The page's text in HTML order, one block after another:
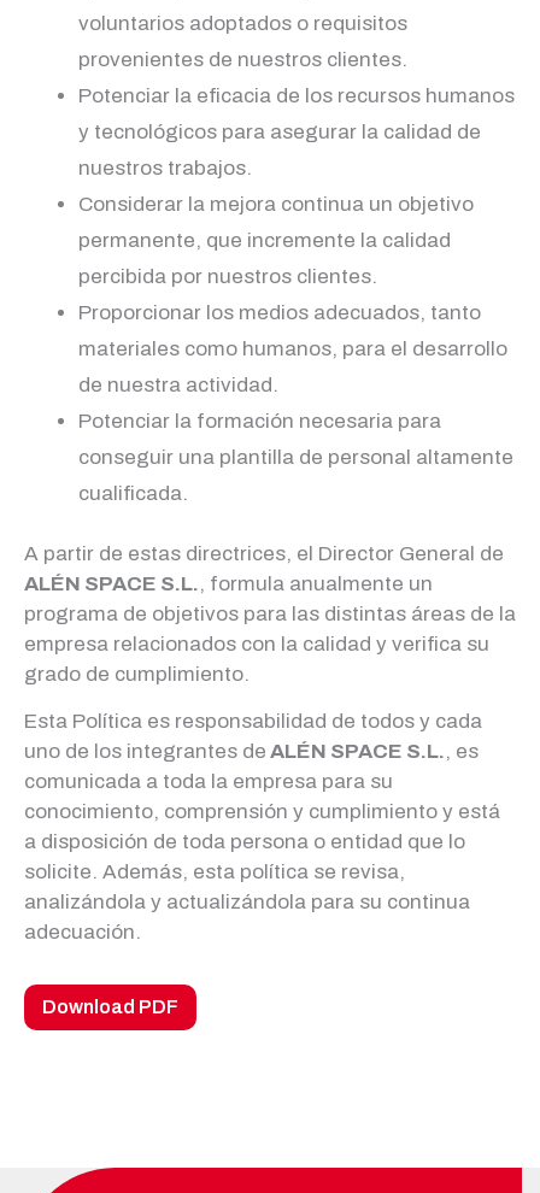
voluntarios adoptados o requisitos
provenientes de nuestros clientes.
Potenciar la eficacia de los recursos humanos
y tecnológicos para asegurar la calidad de
nuestros trabajos.
Considerar la mejora continua un objetivo
permanente, que incremente la calidad
percibida por nuestros clientes.
Proporcionar los medios adecuados, tanto
materiales como humanos, para el desarrollo
de nuestra actividad.
Potenciar la formación necesaria para
conseguir una plantilla de personal altamente
cualificada.
A partir de estas directrices, el Director General de
ALÉN SPACE S.L., formula anualmente un
programa de objetivos para las distintas áreas de la
empresa relacionados con la calidad y verifica su
grado de cumplimiento.
Esta Política es responsabilidad de todos y cada
uno de los integrantes de ALÉN SPACE S.L., es
comunicada a toda la empresa para su
conocimiento, comprensión y cumplimiento y está
a disposición de toda persona o entidad que lo
solicite. Además, esta política se revisa,
analizándola y actualizándola para su continua
adecuación.
Download PDF